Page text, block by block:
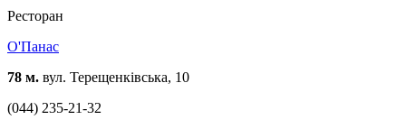
Ресторан
О'Панас
78 м. вул. Терещенківська, 10
(044) 235-21-32